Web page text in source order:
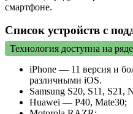
смартфоне.
Список устройств с
Технология доступна на
iPhone — 11 версия и
различными iOS.
Samsung S20, S11, S21,
Huawei — P40, Mate30;